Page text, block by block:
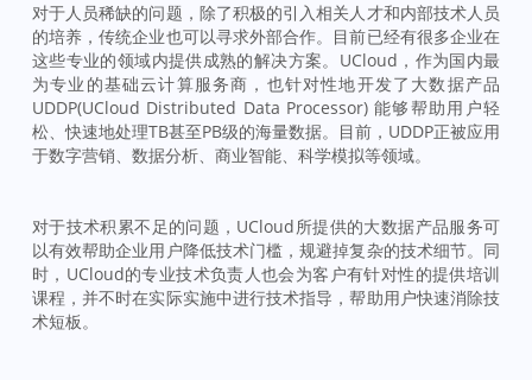
对于人员稀缺的问题，除了积极的引入相关人才和内部技术人员
的培养，传统企业也可以寻求外部合作。目前已经有很多企业在
这些专业的领域内提供成熟的解决方案。UCloud，作为国内最
为专业的基础云计算服务商，也针对性地开发了大数据产品
UDDP(UCloud Distributed Data Processor) 能够帮助用户轻
松、快速地处理TB甚至PB级的海量数据。目前，UDDP正被应用
于数字营销、数据分析、商业智能、科学模拟等领域。
对于技术积累不足的问题，UCloud所提供的大数据产品服务可
以有效帮助企业用户降低技术门槛，规避掉复杂的技术细节。同
时，UCloud的专业技术负责人也会为客户有针对性的提供培训
课程，并不时在实际实施中进行技术指导，帮助用户快速消除技
术短板。